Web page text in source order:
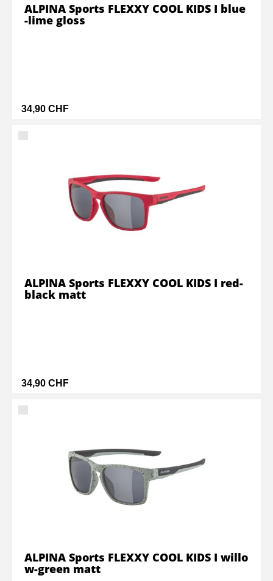
34,90 CHF
ALPINA Sports FLEXXY COOL KIDS I blue
-lime gloss
34,90 CHF
ALPINA Sports FLEXXY COOL KIDS I red-
black matt
ALPINA Sports FLEXXY COOL KIDS I willo
w-green matt